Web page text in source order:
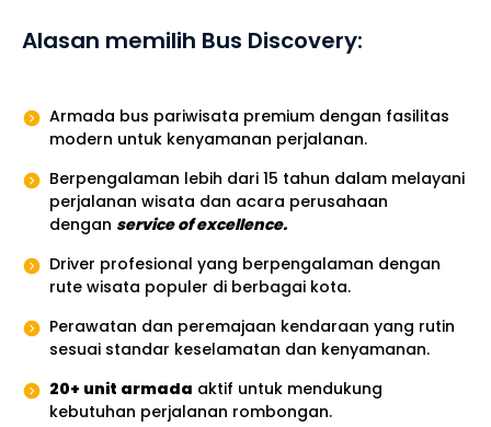
Alasan memilih Bus Discovery:
Armada bus pariwisata premium dengan fasilitas
modern untuk kenyamanan perjalanan.
Berpengalaman lebih dari 15 tahun dalam melayani
perjalanan wisata dan acara perusahaan
dengan service of excellence.
Driver profesional yang berpengalaman dengan
rute wisata populer di berbagai kota.
Perawatan dan peremajaan kendaraan yang rutin
sesuai standar keselamatan dan kenyamanan.
20+ unit armada aktif untuk mendukung
kebutuhan perjalanan rombongan.